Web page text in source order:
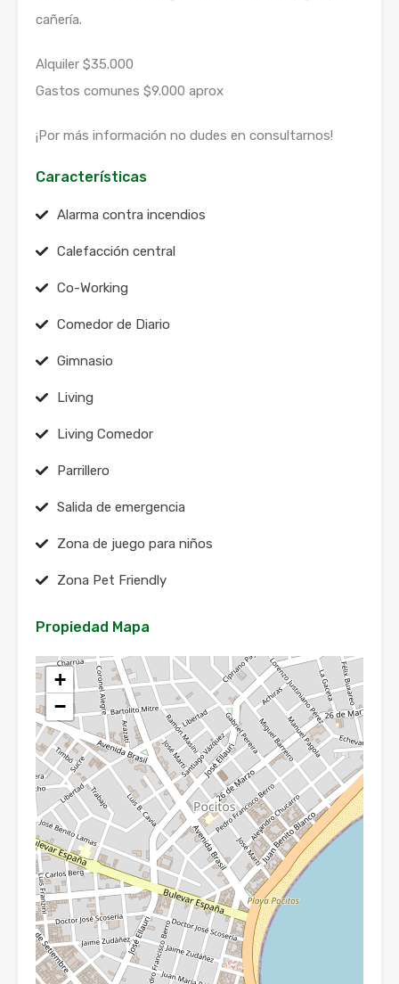
cañería.
Alquiler $35.000
Gastos comunes $9.000 aprox
¡Por más información no dudes en consultarnos!
Características
Alarma contra incendios
Calefacción central
Co-Working
Comedor de Diario
Gimnasio
Living
Living Comedor
Parrillero
Salida de emergencia
Zona de juego para niños
Zona Pet Friendly
Propiedad Mapa
+
−